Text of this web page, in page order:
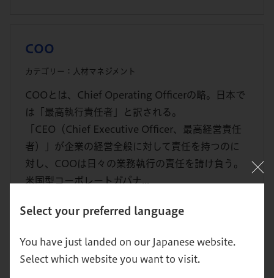
Select your preferred language
You have just landed on our Japanese website.
Select which website you want to visit.
COO
カテゴリー：人材マネジメント
COOとは、Chief Operating Officerの略。日本で
は「最高執行責任者」と訳される。
「CEO（Chief Executive Officer、最高経営責任
者）」が企業の経営全般に対して責任を持つのに
対し、COOは日々の業務執行の責任を請け負う。
米国型コーポレートガバナ...
CPA
カテゴリー：マーケティング